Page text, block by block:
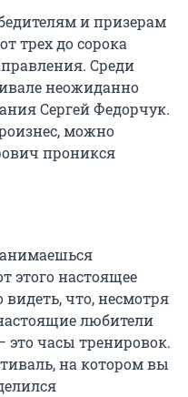
и призерам
трех до сорока
Среди
неожиданно
Сергей Федорчук.
можно
проникся
этого настоящее
что, несмотря
любители
это часы тренировок.
на котором вы